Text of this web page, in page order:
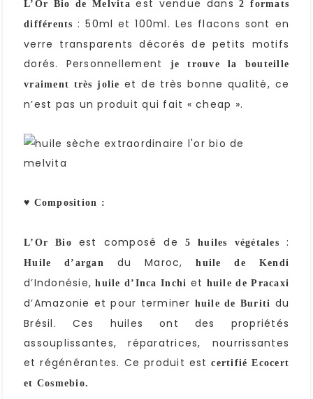
L’Or Bio de Melvita est vendue dans2 formats
différents : 50ml et 100ml. Les flacons sont en
verre transparents décorés de petits motifs
dorés. Personnellement
je trouve la bouteille
vraiment très jolie et de très bonne qualité, ce
n’est pas un produit qui fait « cheap ».
♥ Composition :
L’Or Bio est composé de 5 huiles végétales :
Huile d’argan du Maroc,huile de Kendi
d’Indonésie,huile d’Inca Inchi et huile de Pracaxi
d’Amazonie et pour terminer huile de Buriti du
Brésil. Ces huiles ont des propriétés
assouplissantes, réparatrices, nourrissantes
et régénérantes. Ce produit estcertifié Ecocert
et Cosmebio.